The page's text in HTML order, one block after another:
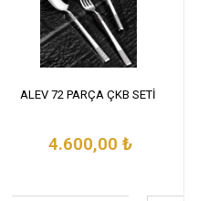
ALEV 72 PARÇA ÇKB SETİ
4.600,00 ₺